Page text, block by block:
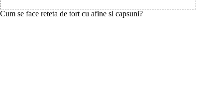
Cum se face reteta de tort cu afine si capsuni?